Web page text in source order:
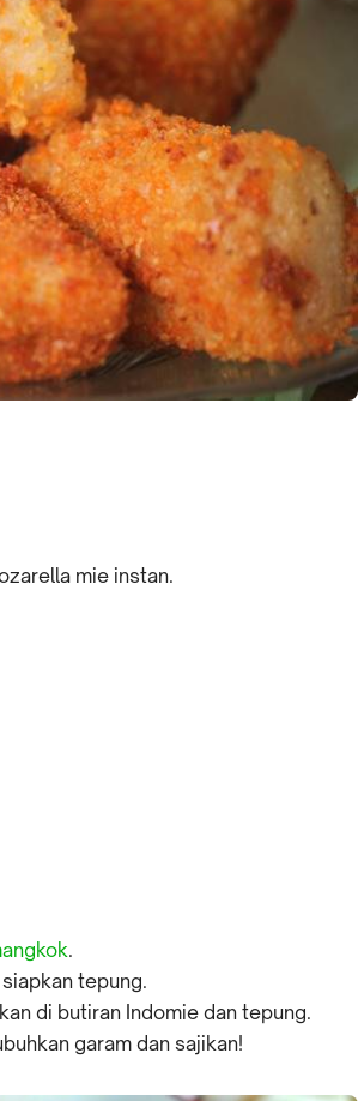
mie instan.
.
tepung.
di butiran Indomie dan tepung.
garam dan sajikan!